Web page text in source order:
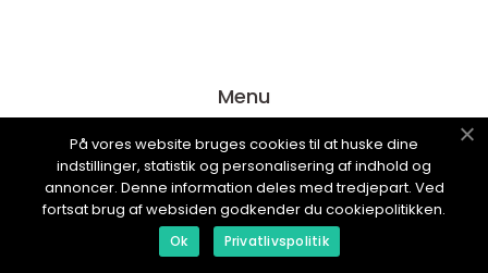
Menu
Reklame
Om oss
Cookies
På vores website bruges cookies til at huske dine
indstillinger, statistik og personalisering af indhold og
annoncer. Denne information deles med tredjepart. Ved
fortsat brug af websiden godkender du cookiepolitikken.
Ok Privatlivspolitik